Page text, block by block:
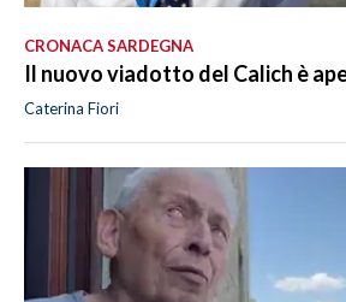
CRONACA SARDEGNA
Il nuovo viadotto del Calich è
Caterina Fiori